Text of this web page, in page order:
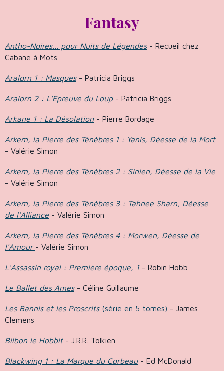
Fantasy
Antho-Noires... pour Nuits de Légendes- Recueil chez
Cabane à Mots
Aralorn 1 : Masques- Patricia Briggs
Aralorn 2 : L'Epreuve du Loup- Patricia Briggs
Arkane 1 : La Désolation - Pierre Bordage
Arkem, la Pierre des Ténèbres 1 : Yanis, Déesse de la Mort
- Valérie Simon
Arkem, la Pierre des Ténèbres 2 : Sinien, Déesse de la Vie
- Valérie Simon
Arkem, la Pierre des Ténèbres 3 : Tahnee Sharn, Déesse
de l'Alliance - Valérie Simon
Arkem, la Pierre des Ténèbres 4 : Morwen, Déesse de
l'Amour - Valérie Simon
L'Assassin royal : Première époque, 1- Robin Hobb
Le Ballet des Ames- Céline Guillaume
Les Bannis et les Proscrits(série en 5 tomes) - James
Clemens
Bilbon le Hobbit- J.R.R. Tolkien
Blackwing 1 : La Marque du Corbeau- Ed McDonald